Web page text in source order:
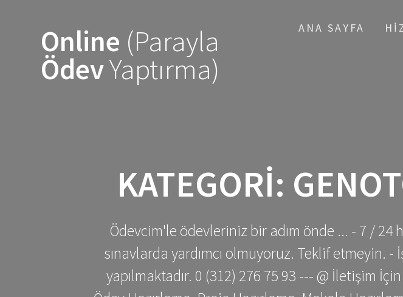
Online (Parayla
ÖdevYaptırma)
ANA SAYFA
KATEGORI:
Ödevcim'le ödevleriniz bir adım önde ... - 7 /
sınavlarda yardımcı olmuyoruz. Teklif etmeyin.
yapılmaktadır. 0 (312) 276 75 93 --- @ İletişim